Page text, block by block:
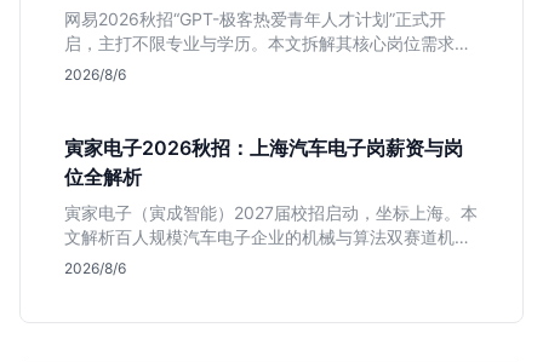
网易2026秋招“GPT-极客热爱青年人才计划”正式开
启，主打不限专业与学历。本文拆解其核心岗位需求
（技术研发、游戏策划、算法），分析非科班同学的投
2026/8/6
寅家电子2026秋招：上海汽车电子岗薪资与岗
位全解析
寅家电子（寅成智能）2027届校招启动，坐标上海。本
文解析百人规模汽车电子企业的机械与算法双赛道机
会，分析薪资面议背后的含金量及应届生成长路径，助
2026/8/6